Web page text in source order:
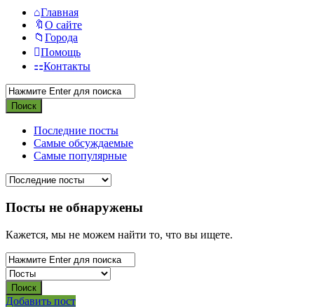
Главная
О сайте
Города
Помощь
Контакты
Последние посты
Самые обсуждаемые
Самые популярные
Посты не обнаружены
Кажется, мы не можем найти то, что вы ищете.
Боковая
Добавить пост